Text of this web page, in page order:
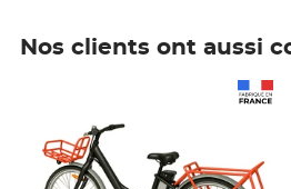
Nos clients ont aussi